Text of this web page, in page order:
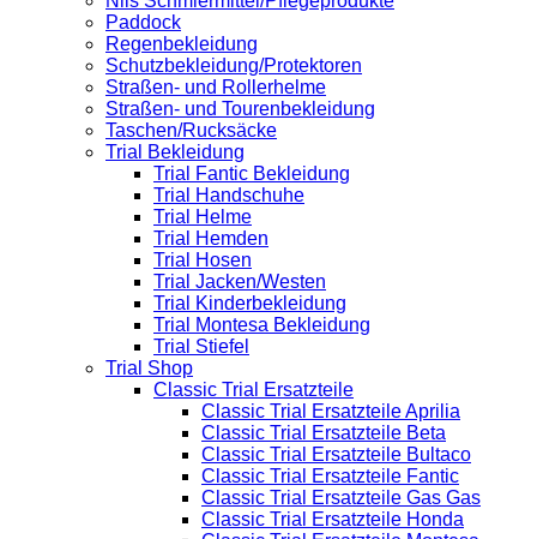
Paddock
Regenbekleidung
Schutzbekleidung/Protektoren
Straßen- und Rollerhelme
Straßen- und Tourenbekleidung
Taschen/Rucksäcke
Trial Bekleidung
Trial Fantic Bekleidung
Trial Handschuhe
Trial Helme
Trial Hemden
Trial Hosen
Trial Jacken/Westen
Trial Kinderbekleidung
Trial Montesa Bekleidung
Trial Stiefel
Trial Shop
Classic Trial Ersatzteile
Classic Trial Ersatzteile Aprilia
Classic Trial Ersatzteile Beta
Classic Trial Ersatzteile Bultaco
Classic Trial Ersatzteile Fantic
Classic Trial Ersatzteile Gas Gas
Classic Trial Ersatzteile Honda